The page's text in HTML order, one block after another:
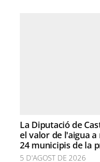
La Diputació de
el valor de l'aigua a
24 municipis de la
5 D'AGOST DE 2026